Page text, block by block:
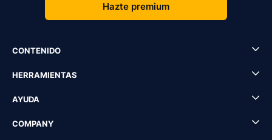
Hazte premium
CONTENIDO
HERRAMIENTAS
AYUDA
COMPANY